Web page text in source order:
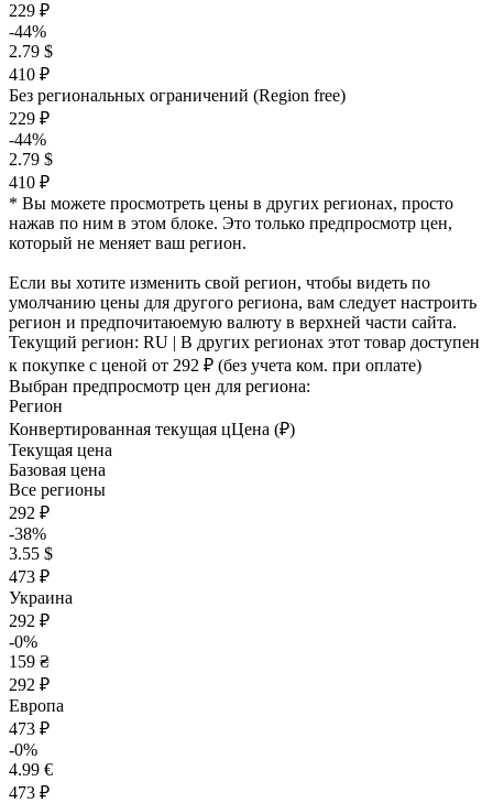
229 ₽
-44%
2.79 $
410 ₽
Без региональных ограничений (Region free)
229 ₽
-44%
2.79 $
410 ₽
* Вы можете просмотреть цены в других регионах, просто
нажав по ним в этом блоке. Это только предпросмотр цен,
который не меняет ваш регион.
Если вы хотите изменить свой регион, чтобы видеть по
умолчанию цены для другого региона, вам следует настроить
регион и предпочитаюемую валюту в верхней части сайта.
Текущий регион: RU | В других регионах этот товар доступен
к покупке с ценой от 292 ₽ (без учета ком. при оплате)
Выбран предпросмотр цен для региона:
Регион
Конвертированная текущая цЦена (₽)
Текущая цена
Базовая цена
Все регионы
292 ₽
-38%
3.55 $
473 ₽
Украина
292 ₽
-0%
159 ₴
292 ₽
Европа
473 ₽
-0%
4.99 €
473 ₽